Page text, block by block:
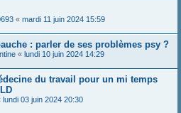
« mardi 11 juin 2024 15:59
: parler de ses problèmes psy ?
« lundi 10 juin 2024 14:29
du travail pour un mi temps
lundi 03 juin 2024 20:30